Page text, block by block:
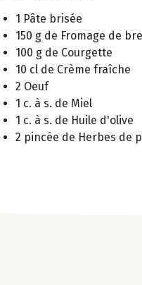
1 Pâte brisée
150 g de Fromage de
100 g de Courgette
10 cl de Crème fraîche
2 Oeuf
1 c. à s. de Miel
1 c. à s. de Huile d'olive
2 pincée de Herbes de